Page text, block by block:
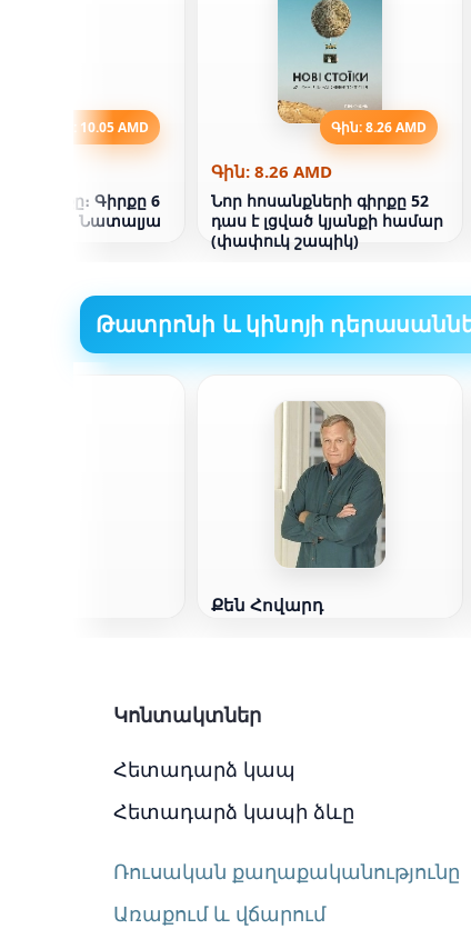
Գին: 10.05 AMD
գիրքը։ Գիրքը 6
է։ Նատալյա
Գին: 8.26 AMD
Գին: 8.26 AMD
Նոր հոսանքների գիրքը 52
դաս է լցված կյանքի համար
(փափուկ շապիկ)
Թատրոնի և կինոյի
Քեն Հովարդ
Կոնտակտներ
Հետադարձ կապ
Հետադարձ կապի ձևը
Ռուսական քաղաքականությունը
Առաքում և վճարում